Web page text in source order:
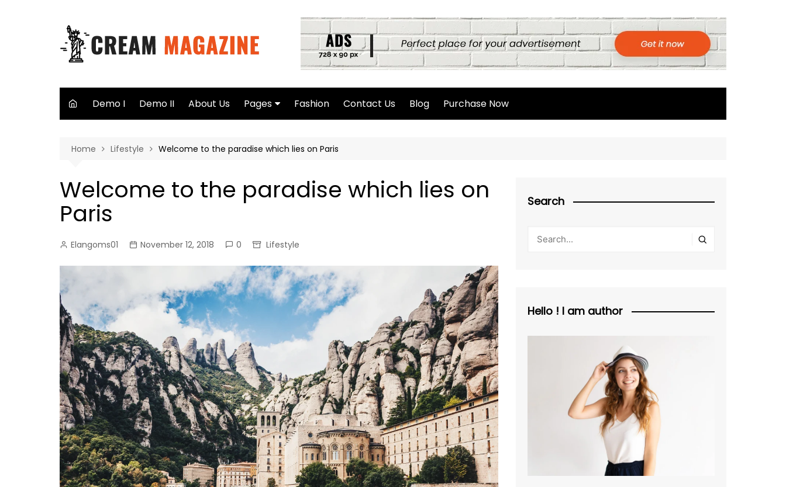
Demo I Demo II About Us Pages
Search Page
404 Page
Fashion Contact Us Blog Purchase Now
Home Lifestyle Welcome to the paradise which lies on Paris
Welcome to the paradise which lies on
Paris
Elangoms01 November 12, 2018 0 Lifestyle
Search
Hello ! I am author